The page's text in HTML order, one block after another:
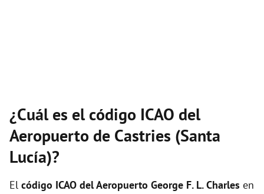
¿Cuál es el código ICAO del
Aeropuerto de Castries (Santa
Lucía)?
El código ICAO delAeropuerto George F. L. Charles en